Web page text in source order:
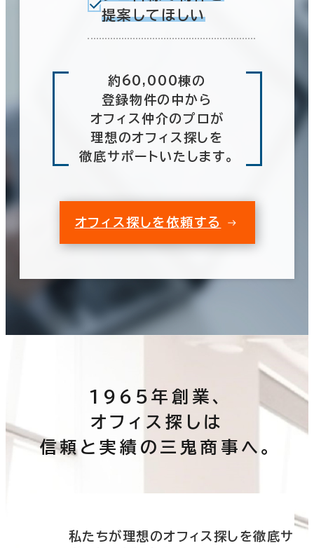
提案してほしい
約60,000棟の
登録物件の中から
オフィス仲介のプロが
理想のオフィス探しを
徹底サポートいたします。
オフィス探しを依頼する
栃木県
群馬県 (74)
埼玉県 (240)
千葉県 (406)
神奈川県 (1,081)
該当数 0室(0棟)
5分以内
入居可能時期
即入居可能
６か月以上
建築中 1年以内
5年以内
1階 2階以上
その他
1965年創業、
オフィス探しは
信頼と実績の三鬼商事へ。
私たちが理想のオフィス探しを徹底サ